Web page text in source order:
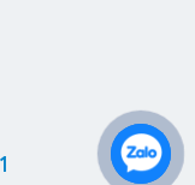
sức khỏe, miễn
Tuy có ít người
lớp khai giảng vẫn